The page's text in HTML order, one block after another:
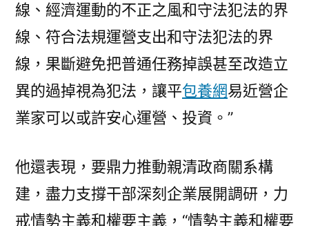
線、經濟運動的不正之風和守法犯法的界
線、符合法規運營支出和守法犯法的界
線，果斷避免把普通任務掉誤甚至改造立
異的過掉視為犯法，讓平包養網易近營企
業家可以或許安心運營、投資。”
他還表現，要鼎力推動親清政商關系構
建，盡力支撐干部深刻企業展開調研，力
戒情勢主義和權要主義，“情勢主義和權要